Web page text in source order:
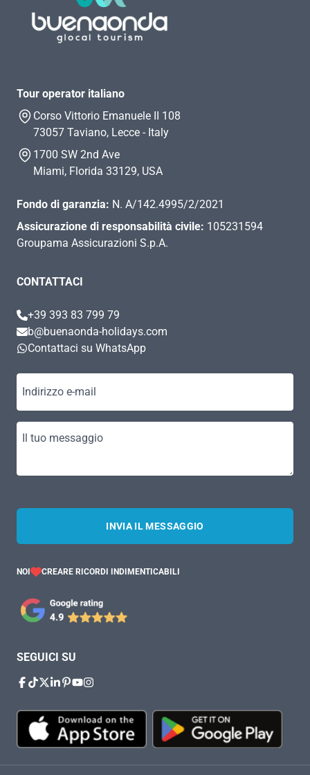
Tour operator italiano
Corso Vittorio Emanuele II 108
73057 Taviano, Lecce - Italy
1700 SW 2nd Ave
Miami, Florida 33129, USA
Fondo di garanzia: N. A/142.4995/2/2021
Assicurazione di responsabilità civile: 105231594
Groupama Assicurazioni S.p.A.
CONTATTACI
+39 393 83 799 79
b@buenaonda-holidays.com
Contattaci su WhatsApp
Indirizzo e-mail
Il tuo messaggio
INVIA IL MESSAGGIO
NOI CREARE RICORDI INDIMENTICABILI
SEGUICI SU